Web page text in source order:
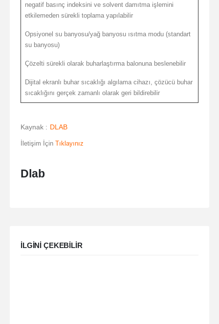
negatif basınç indeksini ve solvent damıtma işlemini
etkilemeden sürekli toplama yapılabilir
Opsiyonel su banyosu/yağ banyosu ısıtma modu (standart
su banyosu)
Çözelti sürekli olarak buharlaştırma balonuna beslenebilir
Dijital ekranlı buhar sıcaklığı algılama cihazı, çözücü buhar
sıcaklığını gerçek zamanlı olarak geri bildirebilir
Kaynak : DLAB
İletişim İçin Tıklayınız
Dlab
ILGINI ÇEKEBILIR